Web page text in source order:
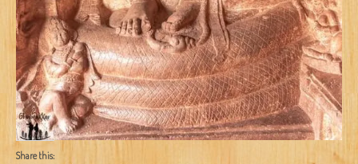
Share this: